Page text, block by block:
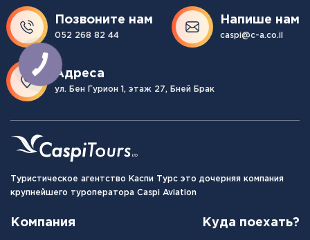
Позвоните нам
052 268 82 44
Напише нам
caspi@c-a.co.il
Адреса
ул. Бен Гурион 1, этаж 27, Бней Брак
Туристическое агентство Каспи Турс это дочерняя компания
крупнейшего туроператора Caspi Aviation
Компания Куда поехать?